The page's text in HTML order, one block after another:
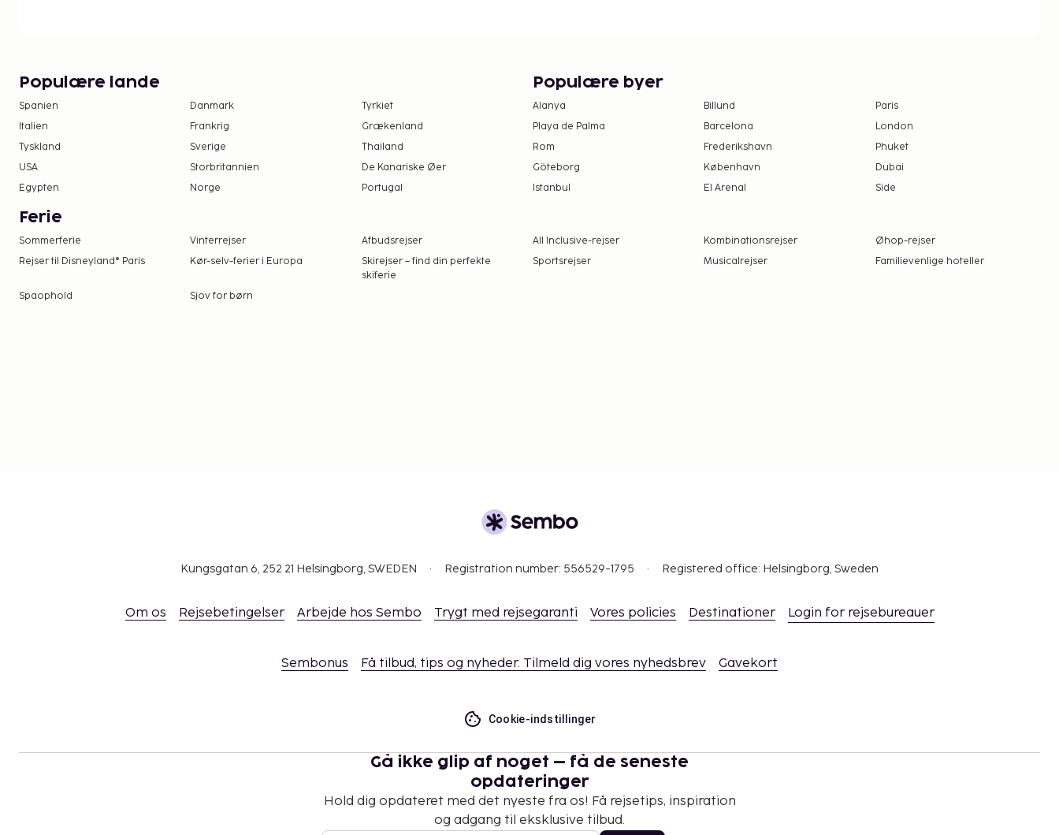
Populære lande
Spanien Danmark
Tyrkiet
Italien
Frankrig
Grækenland
Tyskland
Sverige
Thailand
USA
Storbritannien
De Kanariske Øer
Egypten
Norge Portugal
Populære byer
Alanya Billund
Paris
Playa de Palma
Barcelona
London
Rom
Frederikshavn
Phuket
Göteborg
København
Dubai
Istanbul
El Arenal Side
Ferie
Sommerferie Vinterrejser Afbudsrejser All Inclusive-rejser Kombinationsrejser
Øhop-rejser
Rejser til Disneyland® Paris
Kør-selv-ferier i Europa
Skirejser – find din perfekte
skiferie
Sportsrejser Musicalrejser Familievenlige hoteller
Spaophold Sjov for børn
Kungsgatan 6, 252 21 Helsingborg, SWEDEN Registration number: 556529-1795 Registered office: Helsingborg, Sweden
Om os Rejsebetingelser Arbejde hos Sembo Trygt med rejsegaranti Vores policies Destinationer Login for rejsebureauer
Sembonus Få tilbud, tips og nyheder. Tilmeld dig vores nyhedsbrev Gavekort
Cookie-indstillinger
Gå ikke glip af noget – få de seneste
opdateringer
Hold dig opdateret med det nyeste fra os! Få rejsetips, inspiration
og adgang til eksklusive tilbud.